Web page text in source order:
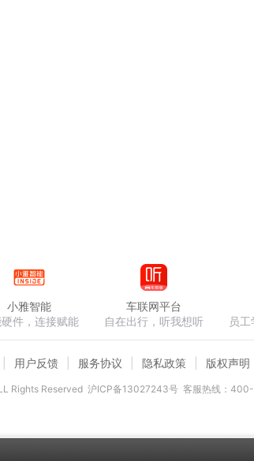
小雅智能
件，连接赋能
车联网平台
自在出行，听我想听
员
用户反馈 服务协议 隐私政策 版权声明
Rights Reserved 沪ICP备13027243号 客服热线：